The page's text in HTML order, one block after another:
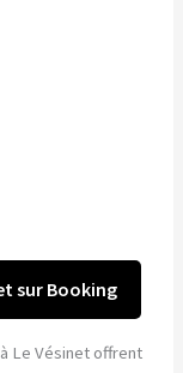
sur Booking
Le Vésinet offrent